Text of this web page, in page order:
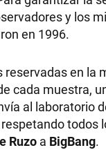
y los
en 1996.
reservadas en la
cada muestra,
al laboratorio
todos
Ruzo a BigBang.